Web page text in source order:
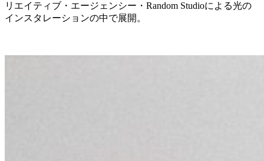
リエイティブ・エージェンシー・Random Studioによる光の
インスタレーションの中で展開。